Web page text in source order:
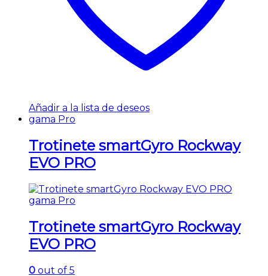
Añadir a la lista de deseos
gama Pro
Trotinete smartGyro Rockway
EVO PRO
gama Pro
Trotinete smartGyro Rockway
EVO PRO
0 out of 5